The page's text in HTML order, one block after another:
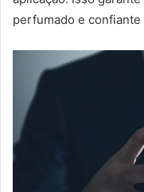
perfumado e confiante